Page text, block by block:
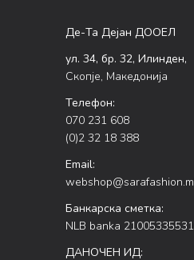
Де-Та Дејан ДООЕЛ
ул. 34, бр. 32, Илинден,
Скопје, Македонија
Телефон:
070 231 608
(0)2 32 18 388
Email:
Банкарска сметка:
NLB banka
ДАНОЧЕН ИД: